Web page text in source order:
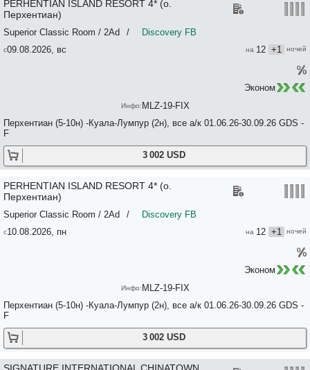
09.08.2026, вс
Перхентиан (5-10н) -Куала-Лумпур (2н), все а/к 01.06.26-30.09.26 GDS -
F
12 +1
PERHENTIAN ISLAND RESORT 4* (о.
Перхентиан)
/ Discovery FB
Superior Classic Room / 2Ad
3 002 USD
MLZ-19-FIX
Эконом
10.08.2026, пн
Перхентиан (5-10н) -Куала-Лумпур (2н), все а/к 01.06.26-30.09.26 GDS -
F
12 +1
PERHENTIAN ISLAND RESORT 4* (о.
Перхентиан)
/ Discovery FB
Superior Classic Room / 2Ad
3 002 USD
MLZ-19-FIX
Эконом